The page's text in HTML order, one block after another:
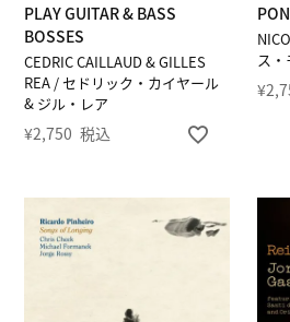
CEDRIC CAILLAUD & GILLES
REA / セドリック・カイヤール
& ジル・レア
PLAY GUITAR & BASS
BOSSES
¥2,750 税込
ス
¥